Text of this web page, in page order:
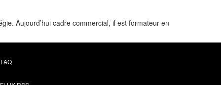
Aujourd’hui cadre commercial, il est formateur en
FAQ